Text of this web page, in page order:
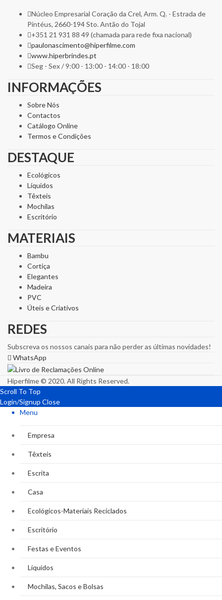
Núcleo Empresarial Coração da Crel, Arm. Q. - Estrada de
Pintéus, 2660-194 Sto. Antão do Tojal
+351 21 931 88 49 (chamada para rede fixa nacional)
paulonascimento@hiperfilme.com
www.hiperbrindes.pt
Seg - Sex / 9:00 - 13:00 - 14:00 - 18:00
INFORMAÇÕES
Sobre Nós
Contactos
Catálogo Online
Termos e Condições
DESTAQUE
Ecológicos
Líquidos
Têxteis
Mochilas
Escritório
MATERIAIS
Bambu
Cortiça
Elegantes
Madeira
PVC
Úteis e Criativos
REDES
Subscreva os nossos canais para não perder as últimas novidades!
WhatsApp
Hiperfilme © 2020. All Rights Reserved.
Scroll To Top
Login/Signup Close
Menu
Empresa
Têxteis
Escrita
Casa
Ecológicos-Materiais Reciclados
Escritório
Festas e Eventos
Líquidos
Mochilas, Sacos e Bolsas